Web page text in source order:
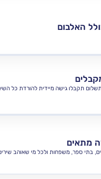
מיידית להורדת כל השירים באזור
ולכל מי שאוהב שירים ישראלים.